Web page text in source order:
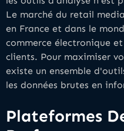
Le marché du retail
en France et dans le
commerce électronique
clients. Pour maximiser
existe un ensemble
les données brutes en
Plateformes